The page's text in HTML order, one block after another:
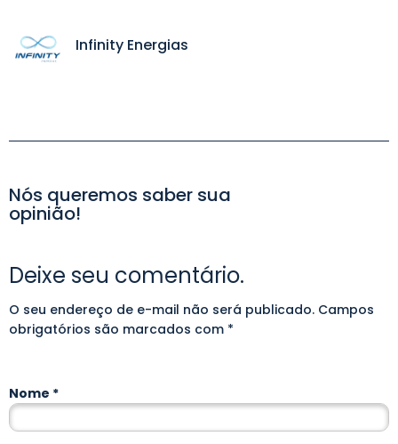
Infinity Energias
Nós queremos saber sua
opinião!
Deixe seu comentário.
O seu endereço de e-mail não será publicado. Campos
obrigatórios são marcados com *
Nome *
Alternative: